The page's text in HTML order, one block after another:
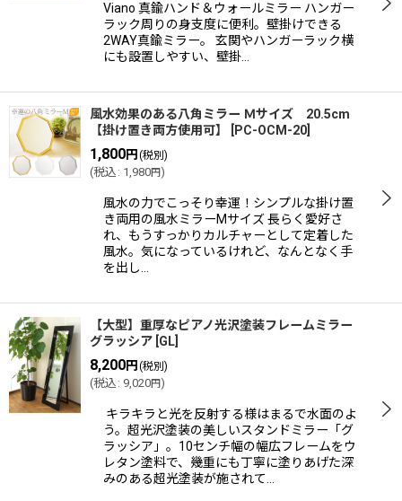
Viano 真鍮ハンド＆ウォールミラー ハンガー
ラック周りの身支度に便利。壁掛けできる
2WAY真鍮ミラー。 玄関やハンガーラック横
にも設置しやすい、壁掛…
風水効果のある八角ミラー Ｍサイズ 20.5cm
【掛け置き両方使用可】
PC-OCM-20
1,800円 (税別)
(税込 : 1,980円)
風水の力でこっそり幸運！シンプルな掛け置
き両用の風水ミラーMサイズ 長らく愛好さ
れ、もうすっかりカルチャーとして定着した
風水。気になっているけれど、なんとなく手
を出し…
【大型】重厚なピアノ光沢塗装フレームミラー
グラッシア GL
8,200円 (税別)
(税込 : 9,020円)
キラキラと光を反射する様はまるで水面のよ
う。超光沢塗装の美しいスタンドミラー「グ
ラッシア」。10センチ幅の幅広フレームをウ
レタン塗料で、幾重にも丁寧に塗りあげた深
みのある超光塗装が施されて…